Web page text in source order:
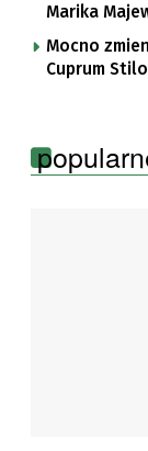
Marika
o
Mocno
Cuprum